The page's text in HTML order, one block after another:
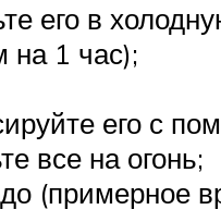
его в
на 1 час);
его с
все на огонь;
(примерное